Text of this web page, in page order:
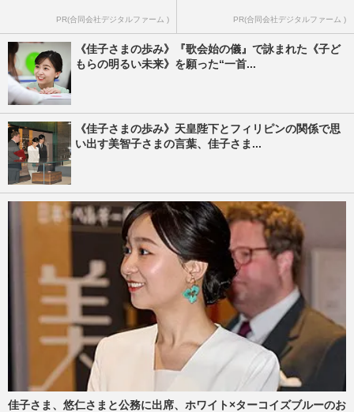
PR(合同会社デジタルファーム ) PR(合同会社デジタルファーム )
《佳子さまの歩み》『歌会始の儀』で詠まれた《子ど
もらの明るい未来》を願った“一首...
《佳子さまの歩み》天皇陛下とフィリピンの関係で思
い出す美智子さまの言葉、佳子さま...
佳子さま、悠仁さまと公務に出席、ホワイト×ターコイズブルーのお